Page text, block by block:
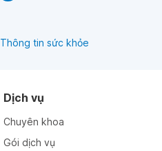
Thông tin sức khỏe
Dịch vụ
Chuyên khoa
Gói dịch vụ